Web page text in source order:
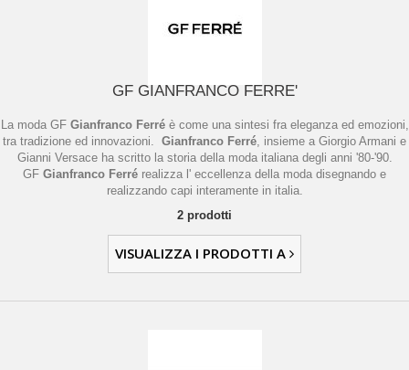
GF GIANFRANCO FERRE'
La moda GFGianfranco Ferréè come una sintesi fra eleganza ed emozioni,
tra tradizione ed innovazioni. Gianfranco Ferré, insieme a Giorgio Armani e
Gianni Versace ha scritto la storia della moda italiana degli anni '80-'90.
GF Gianfranco Ferré realizza l' eccellenza della moda disegnando e
realizzando capi interamente in italia.
2 prodotti
VISUALIZZA I PRODOTTI A